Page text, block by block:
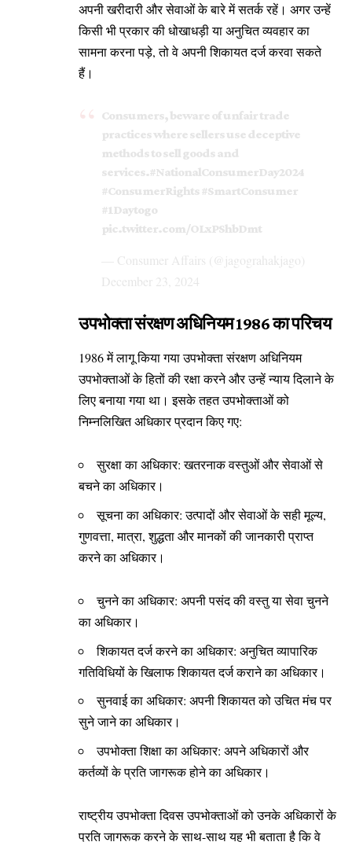
अपनी खरीदारी और सेवाओं के बारे में सतर्क रहें। अगर उन्हें
किसी भी प्रकार की धोखाधड़ी या अनुचित व्यवहार का
सामना करना पड़े, तो वे अपनी शिकायत दर्ज करवा सकते
हैं।
Consumers, beware of unfair trade
practices where sellers use deceptive
methods to sell goods and
services.#NationalConsumerDay2024
#ConsumerRights #SmartConsumer
#1Daytogo
pic.twitter.com/OLxPShbDmt
— Consumer Affairs (@jagograhakjago)
December 23, 2024
उपभोक्ता संरक्षण अधिनियम 1986 का परिचय
1986 में लागू किया गया उपभोक्ता संरक्षण अधिनियम
उपभोक्ताओं के हितों की रक्षा करने और उन्हें न्याय दिलाने के
लिए बनाया गया था। इसके तहत उपभोक्ताओं को
निम्नलिखित अधिकार प्रदान किए गए:
सुरक्षा का अधिकार: खतरनाक वस्तुओं और सेवाओं से
बचने का अधिकार।
सूचना का अधिकार: उत्पादों और सेवाओं के सही मूल्य,
गुणवत्ता, मात्रा, शुद्धता और मानकों की जानकारी प्राप्त
करने का अधिकार।
चुनने का अधिकार: अपनी पसंद की वस्तु या सेवा चुनने
का अधिकार।
शिकायत दर्ज करने का अधिकार: अनुचित व्यापारिक
गतिविधियों के खिलाफ शिकायत दर्ज कराने का अधिकार।
सुनवाई का अधिकार: अपनी शिकायत को उचित मंच पर
सुने जाने का अधिकार।
उपभोक्ता शिक्षा का अधिकार: अपने अधिकारों और
कर्तव्यों के प्रति जागरूक होने का अधिकार।
राष्ट्रीय उपभोक्ता दिवस उपभोक्ताओं को उनके अधिकारों के
प्रति जागरूक करने के साथ-साथ यह भी बताता है कि वे